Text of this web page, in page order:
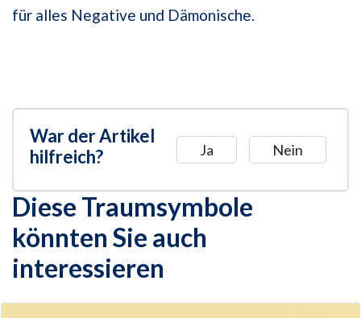
für alles Negative und Dämonische.
War der Artikel
hilfreich?
Ja Nein
Diese Traumsymbole
könnten Sie auch
interessieren